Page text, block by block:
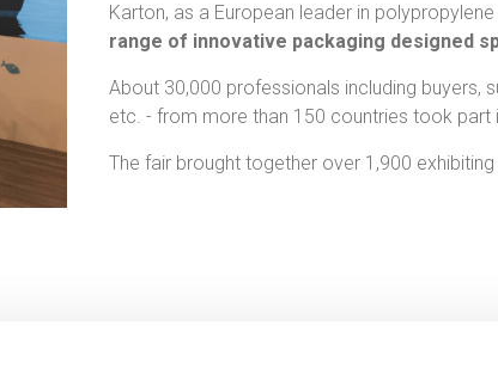
Karton, as a European leader in
range of innovative packaging designed
About 30,000 professionals including buyers,
etc. - from more than 150 countries took part
The fair brought together over 1,900